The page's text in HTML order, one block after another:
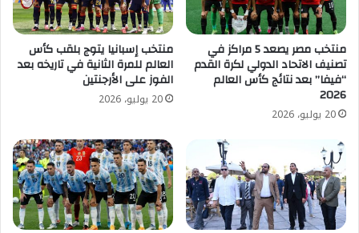
منتخب مصر يصعد 5 مراكز في
تصنيف الاتحاد الدولي لكرة القدم
“فيفا” بعد نتائج كأس العالم
2026
20 يوليو، 2026
منتخب إسبانيا يتوج بلقب كأس
العالم للمرة الثانية في تاريخه بعد
الفوز على الأرجنتين
20 يوليو، 2026